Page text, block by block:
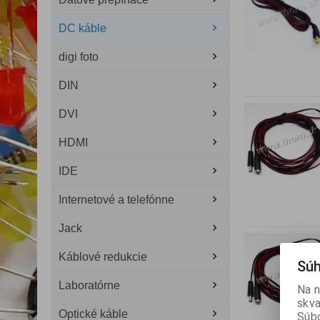
DC káble
digi foto
DIN
DVI
HDMI
IDE
Internetové a telefónne
Jack
Káblové redukcie
Laboratórne
Optické káble
Na